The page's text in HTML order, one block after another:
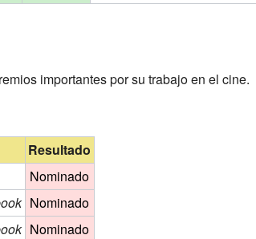
importantes por su trabajo en el cine.
Resultado
Nominado
Nominado
Nominado